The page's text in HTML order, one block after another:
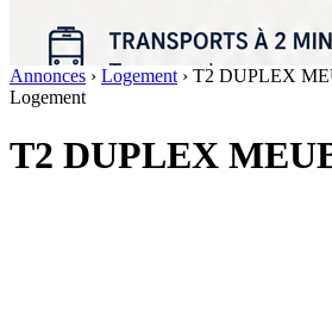
Annonces › Logement › T2 DUPLEX
Logement
T2 DUPLEX